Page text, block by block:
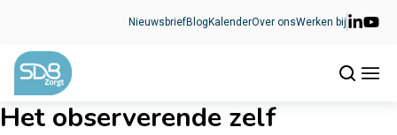
NieuwsbriefBlog KalenderOver onsWerken bij
Het observerende zelf